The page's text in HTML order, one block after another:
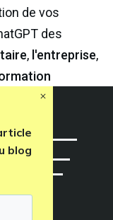
de vos
des
, l'entreprise,
efforts pour
et augmenter
blog